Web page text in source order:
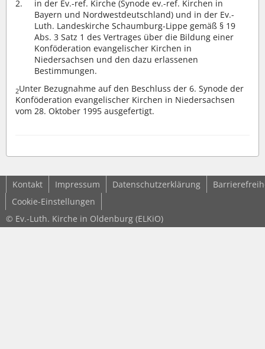
in der Ev.-ref. Kirche (Synode ev.-ref. Kirchen in
Bayern und Nordwestdeutschland) und in der Ev.-
Luth. Landeskirche Schaumburg-Lippe gemäß § 19
Abs. 3 Satz 1 des Vertrages über die Bildung einer
Konföderation evangelischer Kirchen in
Niedersachsen und den dazu erlassenen
Bestimmungen.
2Unter Bezugnahme auf den Beschluss der 6. Synode der
Konföderation evangelischer Kirchen in Niedersachsen
vom 28. Oktober 1995 ausgefertigt.
Kontakt Impressum Datenschutzerklärung
Cookie-Einstellungen
© Ev.-Luth. Kirche in Oldenburg (ELKiO)